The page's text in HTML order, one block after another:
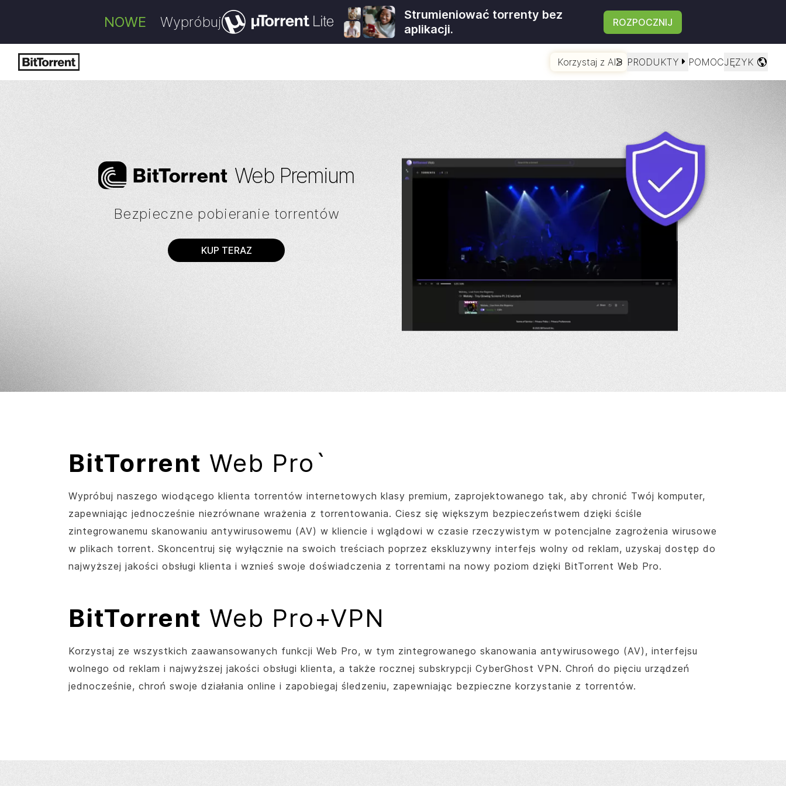
NOWE Wypróbuj
Strumieniować torrenty bez
aplikacji.
ROZPOCZNIJ
Korzystaj z AI PRODUKTY POMOCJĘZYK
BitTorrent Web Premium
Bezpieczne pobieranie torrentów
KUP TERAZ
BitTorrent Web Pro`
Wypróbuj naszego wiodącego klienta torrentów internetowych klasy premium, zaprojektowanego tak, aby chronić Twój komputer,
zapewniając jednocześnie niezrównane wrażenia z torrentowania. Ciesz się większym bezpieczeństwem dzięki ściśle
zintegrowanemu skanowaniu antywirusowemu (AV) w kliencie i wglądowi w czasie rzeczywistym w potencjalne zagrożenia wirusowe
w plikach torrent. Skoncentruj się wyłącznie na swoich treściach poprzez ekskluzywny interfejs wolny od reklam, uzyskaj dostęp do
najwyższej jakości obsługi klienta i wznieś swoje doświadczenia z torrentami na nowy poziom dzięki BitTorrent Web Pro.
BitTorrent Web Pro+VPN
Korzystaj ze wszystkich zaawansowanych funkcji Web Pro, w tym zintegrowanego skanowania antywirusowego (AV), interfejsu
wolnego od reklam i najwyższej jakości obsługi klienta, a także rocznej subskrypcji CyberGhost VPN. Chroń do pięciu urządzeń
jednocześnie, chroń swoje działania online i zapobiegaj śledzeniu, zapewniając bezpieczne korzystanie z torrentów.